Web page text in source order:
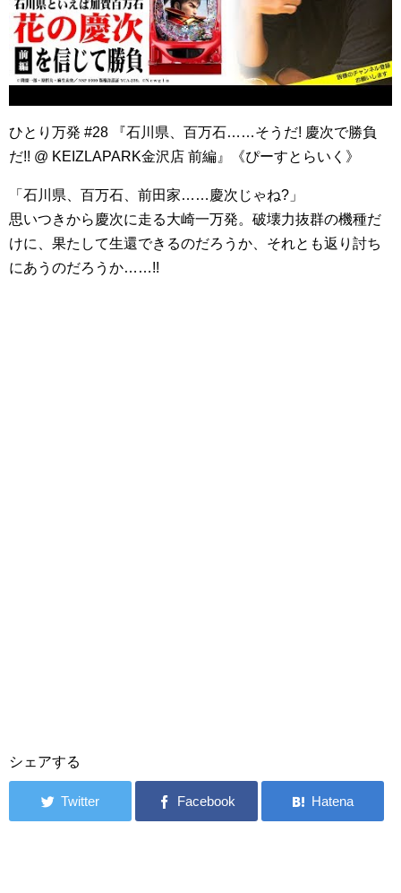
ひとり万発 #28 『石川県、百万石……そうだ! 慶次で勝負
だ!! @ KEIZLAPARK金沢店 前編』《ぴーすとらいく》
「石川県、百万石、前田家……慶次じゃね?」
思いつきから慶次に走る大崎一万発。破壊力抜群の機種だ
けに、果たして生還できるのだろうか、それとも返り討ち
にあうのだろうか……!!
シェアする